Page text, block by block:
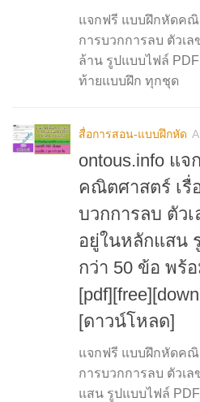
แจกฟรี แบบฝึกหัดคณิ
การบวกการลบ ตัวเ
ล้าน รูปแบบไฟล์
ท้ายแบบฝึก ทุกชุด
สื่อการสอน-แบบฝึกหัด
ontous.info แ
คณิตศาสตร์ เรื่
บวกการลบ ตัว
อยู่ในหลักแสน
กว่า 50 ข้อ พร้
[ดาวน์โหลด]
แจกฟรี แบบฝึกหัดคณิ
การบวกการลบ ตัวเ
แสน รูปแบบไฟล์